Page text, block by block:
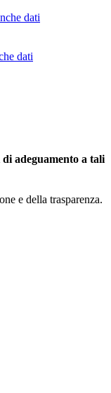
dati
dati
adeguamento a tali
e della trasparenza.